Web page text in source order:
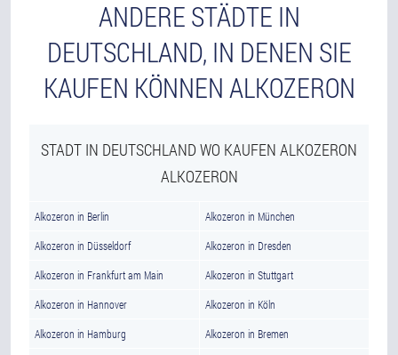
ANDERE STÄDTE IN
DEUTSCHLAND, IN DENEN SIE
KAUFEN KÖNNEN ALKOZERON
STADT IN DEUTSCHLAND WO KAUFEN ALKOZERON
ALKOZERON
Alkozeron in Berlin Alkozeron in München
Alkozeron in Düsseldorf Alkozeron in Dresden
Alkozeron in Frankfurt am Main Alkozeron in Stuttgart
Alkozeron in Hannover Alkozeron in Köln
Alkozeron in Hamburg Alkozeron in Bremen